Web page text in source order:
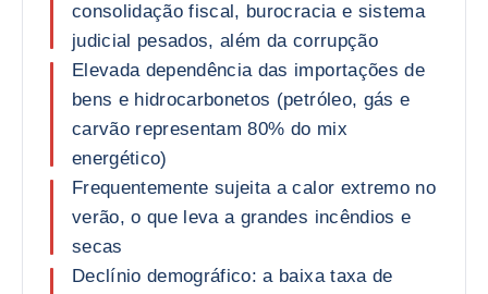
consolidação fiscal, burocracia e sistema
judicial pesados, além da corrupção
Elevada dependência das importações de
bens e hidrocarbonetos (petróleo, gás e
carvão representam 80% do mix
energético)
Frequentemente sujeita a calor extremo no
verão, o que leva a grandes incêndios e
secas
Declínio demográfico: a baixa taxa de